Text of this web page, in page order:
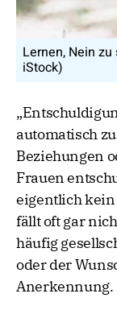
Lernen, Nein
iStock)
automatisch
Beziehungen
Frauen
eigentlich kein
fällt oft gar
häufig
oder der
Anerkennung.